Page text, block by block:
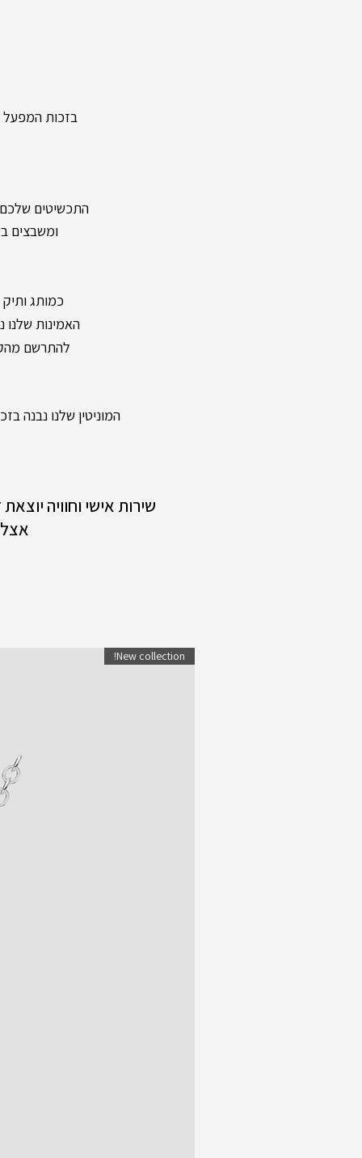
בזכות המפעל
התכשיטים שלכם
ומשבצים
כמותג ותיק
האמינות שלנו נשענת על מעל 40 שנות וותק
להתרשם
המוניטין שלנו נבנה
שירות אישי וחוויה
New collection!